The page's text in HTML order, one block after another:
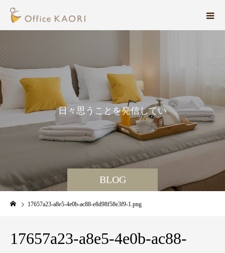
BLOG
日々思うことを発信しています。
17657a23-a8e5-4e0b-ac88-e8d98f58e3f9-1.png
17657a23-a8e5-4e0b-ac88-